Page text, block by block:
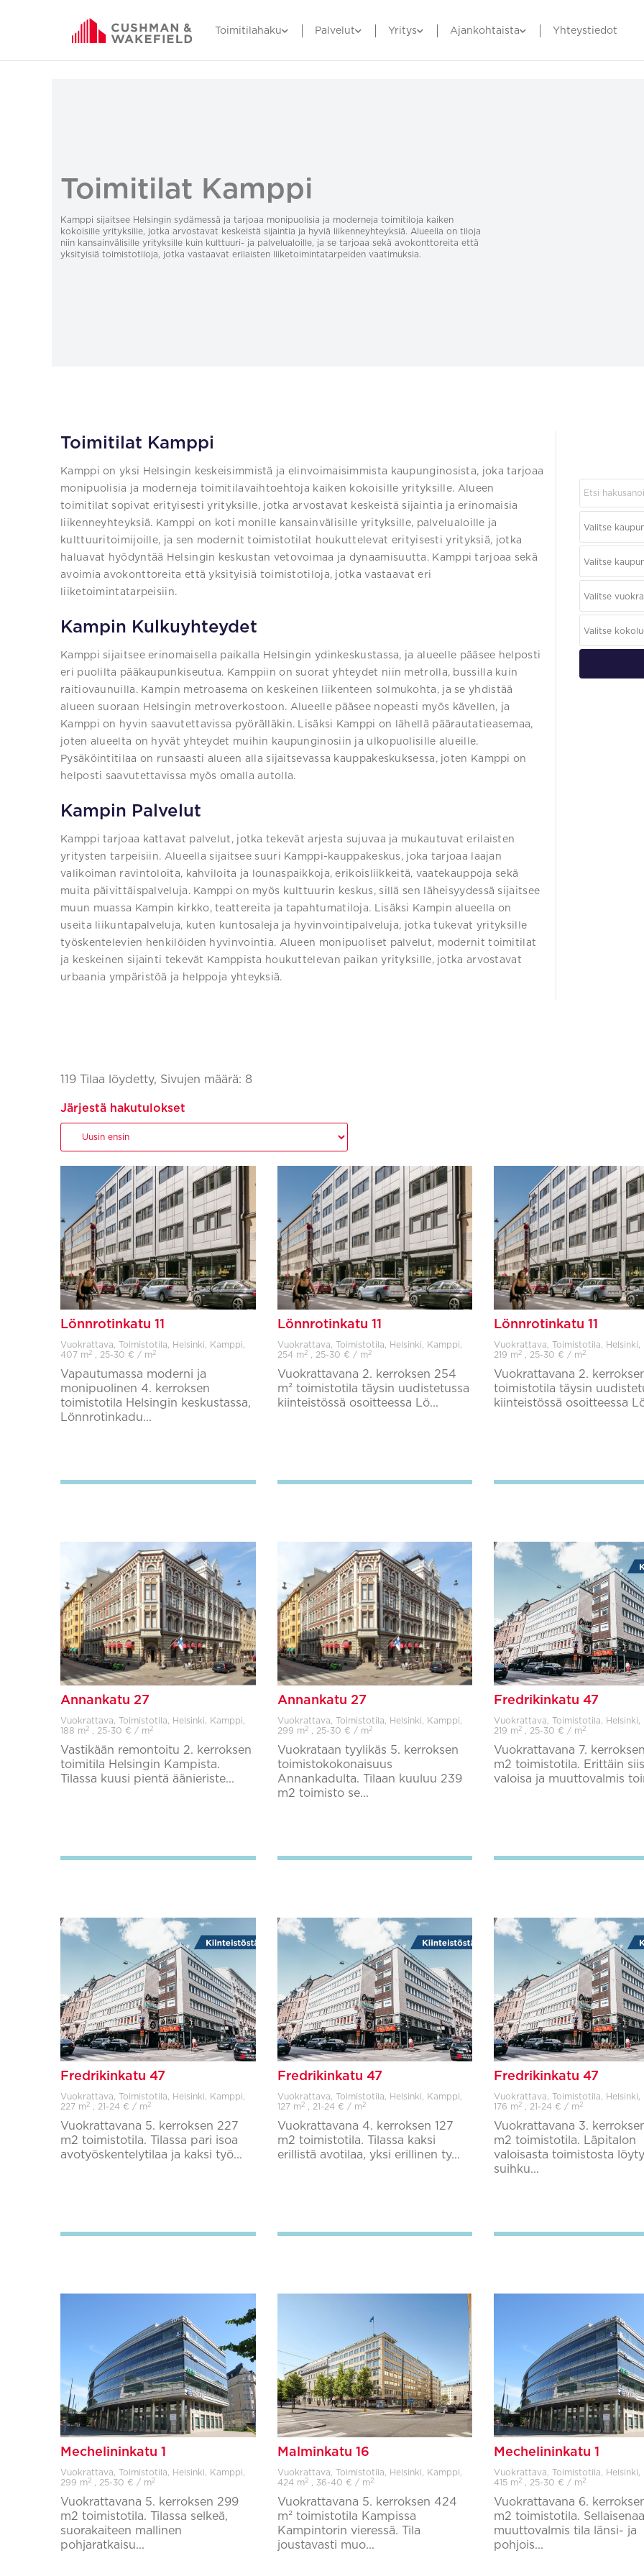
Toimitilahaku Palvelut Yritys Ajankohtaista Yhteystiedot
Toimitilat Kamppi
Kamppi sijaitsee Helsingin sydämessä ja tarjoaa monipuolisia ja moderneja toimitiloja kaiken
kokoisille yrityksille, jotka arvostavat keskeistä sijaintia ja hyviä liikenneyhteyksiä. Alueella on tiloja
niin kansainvälisille yrityksille kuin kulttuuri- ja palvelualoille, ja se tarjoaa sekä avokonttoreita että
yksityisiä toimistotiloja, jotka vastaavat erilaisten liiketoimintatarpeiden vaatimuksia.
Toimitilat Kamppi
Kamppi on yksi Helsingin keskeisimmistä ja elinvoimaisimmista kaupunginosista, joka tarjoaa
monipuolisia ja moderneja toimitilavaihtoehtoja kaiken kokoisille yrityksille. Alueen
toimitilat sopivat erityisesti yrityksille, jotka arvostavat keskeistä sijaintia ja erinomaisia
liikenneyhteyksiä. Kamppi on koti monille kansainvälisille yrityksille, palvelualoille ja
kulttuuritoimijoille, ja sen modernit toimistotilat houkuttelevat erityisesti yrityksiä, jotka
haluavat hyödyntää Helsingin keskustan vetovoimaa ja dynaamisuutta. Kamppi tarjoaa sekä
avoimia avokonttoreita että yksityisiä toimistotiloja, jotka vastaavat eri
liiketoimintatarpeisiin.
Kampin Kulkuyhteydet
Kamppi sijaitsee erinomaisella paikalla Helsingin ydinkeskustassa, ja alueelle pääsee helposti
eri puolilta pääkaupunkiseutua. Kamppiin on suorat yhteydet niin metrolla, bussilla kuin
raitiovaunuilla. Kampin metroasema on keskeinen liikenteen solmukohta, ja se yhdistää
alueen suoraan Helsingin metroverkostoon. Alueelle pääsee nopeasti myös kävellen, ja
Kamppi on hyvin saavutettavissa pyörälläkin. Lisäksi Kamppi on lähellä päärautatieasemaa,
joten alueelta on hyvät yhteydet muihin kaupunginosiin ja ulkopuolisille alueille.
Pysäköintitilaa on runsaasti alueen alla sijaitsevassa kauppakeskuksessa, joten Kamppi on
helposti saavutettavissa myös omalla autolla.
Kampin Palvelut
Kamppi tarjoaa kattavat palvelut, jotka tekevät arjesta sujuvaa ja mukautuvat erilaisten
yritysten tarpeisiin. Alueella sijaitsee suuri Kamppi-kauppakeskus, joka tarjoaa laajan
valikoiman ravintoloita, kahviloita ja lounaspaikkoja, erikoisliikkeitä, vaatekauppoja sekä
muita päivittäispalveluja. Kamppi on myös kulttuurin keskus, sillä sen läheisyydessä sijaitsee
muun muassa Kampin kirkko, teattereita ja tapahtumatiloja. Lisäksi Kampin alueella on
useita liikuntapalveluja, kuten kuntosaleja ja hyvinvointipalveluja, jotka tukevat yrityksille
työskentelevien henkilöiden hyvinvointia. Alueen monipuoliset palvelut, modernit toimitilat
ja keskeinen sijainti tekevät Kamppista houkuttelevan paikan yrityksille, jotka arvostavat
urbaania ympäristöä ja helppoja yhteyksiä.
119 Tilaa löydetty, Sivujen määrä: 8
Järjestä hakutulokset
Lönnrotinkatu 11
Vuokrattava, Toimistotila, Helsinki, Kamppi,
407 m2 , 25-30 € / m2
Vapautumassa moderni ja
monipuolinen 4. kerroksen
toimistotila Helsingin keskustassa,
Lönnrotinkadu...
Lönnrotinkatu 11
Vuokrattava, Toimistotila, Helsinki, Kamppi,
254 m2, 25-30 € / m2
Vuokrattavana 2. kerroksen 254
m² toimistotila täysin uudistetussa
kiinteistössä osoitteessa Lö...
Lönnrotinkatu 11
Vuokrattava, Toimistotila, Helsinki,
219 m2 , 25-30 € / m2
Vuokrattavana 2.
toimistotila täysin
kiinteistössä osoitteessa
Annankatu 27
Vuokrattava, Toimistotila, Helsinki, Kamppi,
188 m2 , 25-30 € / m2
Vastikään remontoitu 2. kerroksen
toimitila Helsingin Kampista.
Tilassa kuusi pientä äänieriste...
Annankatu 27
Vuokrattava, Toimistotila, Helsinki, Kamppi,
299 m2, 25-30 € / m2
Vuokrataan tyylikäs 5. kerroksen
toimistokokonaisuus
Annankadulta. Tilaan kuuluu 239
m2 toimisto se...
Fredrikinkatu 47
Vuokrattava, Toimistotila, Helsinki,
219 m2 , 25-30 € / m2
Vuokrattavana 7.
m2 toimistotila. Erittäin
valoisa ja muuttovalmis
Fredrikinkatu 47
Vuokrattava, Toimistotila, Helsinki, Kamppi,
227 m2 , 21-24 € / m2
Vuokrattavana 5. kerroksen 227
m2 toimistotila. Tilassa pari isoa
avotyöskentelytilaa ja kaksi työ...
Fredrikinkatu 47
Vuokrattava, Toimistotila, Helsinki, Kamppi,
127 m2, 21-24 € / m2
Vuokrattavana 4. kerroksen 127
m2 toimistotila. Tilassa kaksi
erillistä avotilaa, yksi erillinen ty...
Fredrikinkatu 47
Vuokrattava, Toimistotila, Helsinki,
176 m2 , 21-24 € / m2
Vuokrattavana 3.
m2 toimistotila. Läpitalon
valoisasta toimistosta
suihku...
Mechelininkatu 1
Vuokrattava, Toimistotila, Helsinki, Kamppi,
299 m2 , 25-30 € / m2
Vuokrattavana 5. kerroksen 299
m2 toimistotila. Tilassa selkeä,
suorakaiteen mallinen
pohjaratkaisu...
Malminkatu 16
Vuokrattava, Toimistotila, Helsinki, Kamppi,
424 m2, 36-40 € / m2
Vuokrattavana 5. kerroksen 424
m² toimistotila Kampissa
Kampintorin vieressä. Tila
joustavasti muo...
Mechelininkatu 1
Vuokrattava, Toimistotila, Helsinki,
415 m2 , 25-30 € / m2
Vuokrattavana 6.
m2 toimistotila.
muuttovalmis tila länsi- ja
pohjois...